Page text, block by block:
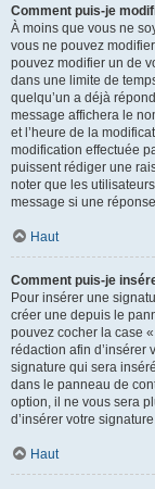
Comment puis-je
À moins que vous ne
vous ne pouvez
pouvez modifier un de
dans une limite de
quelqu’un a déjà
message affichera le
et l’heure de la
modification effectuée
puissent rédiger une
noter que les
message si une
Haut
Comment puis-je
Pour insérer une
créer une depuis le
pouvez cocher la case
rédaction afin d’insérer
signature qui sera
dans le panneau de
option, il ne vous sera
d’insérer votre
Haut